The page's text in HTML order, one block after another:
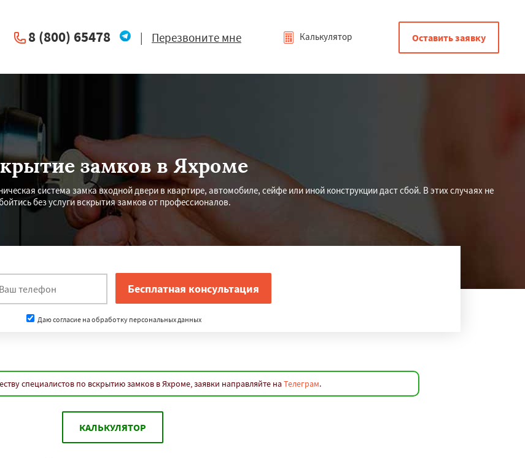
8 (800) 65478 | Перезвоните мне Калькулятор Оставить заявку
замков в Яхроме
система замка входной двери в квартире, автомобиле, сейфе или иной конструкции даст сбой. В этих случаях не
без услуги вскрытия замков от профессионалов.
Даю согласие на обработку персональных данных
специалистов по вскрытию замков в Яхроме, заявки направляйте на Телеграм.
КАЛЬКУЛЯТОР